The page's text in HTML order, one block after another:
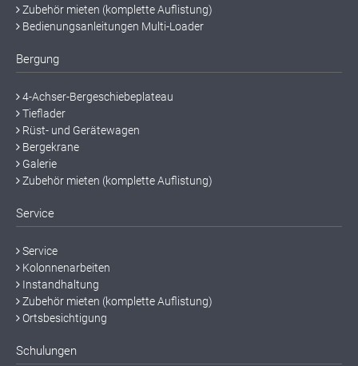
Zubehör mieten (komplette Auflistung)
Bedienungsanleitungen Multi-Loader
Bergung
4-Achser-Bergeschiebeplateau
Tieflader
Rüst- und Gerätewagen
Bergekrane
Galerie
Zubehör mieten (komplette Auflistung)
Service
Service
Kolonnenarbeiten
Instandhaltung
Zubehör mieten (komplette Auflistung)
Ortsbesichtigung
Schulungen